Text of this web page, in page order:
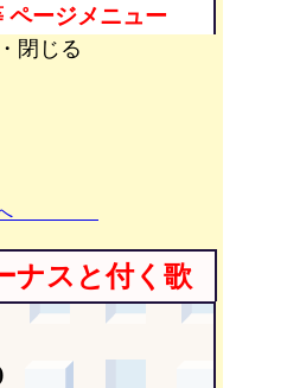
ページメニュー
閉じる
ナスと付く歌